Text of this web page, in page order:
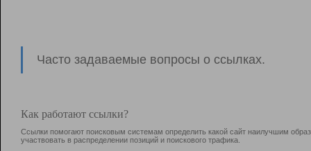
Часто задаваемые вопросы о ссылках.
Как работают ссылки?
Ссылки помогают поисковым системам определить какой сайт наилучшим
участвовать в раcпределении позиций и поискового трафика.